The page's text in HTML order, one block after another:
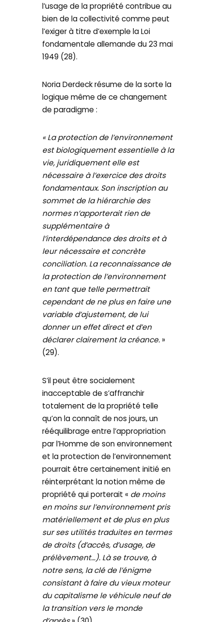
l’usage de la propriété contribue au
bien de la collectivité comme peut
l’exiger à titre d’exemple la Loi
fondamentale allemande du 23 mai
1949 (28).
Noria Derdeck résume de la sorte la
logique même de ce changement
de paradigme :
« La protection de l’environnement
est biologiquement essentielle à la
vie, juridiquement elle est
nécessaire à l’exercice des droits
fondamentaux. Son inscription au
sommet de la hiérarchie des
normes n’apporterait rien de
supplémentaire à
l’interdépendance des droits et à
leur nécessaire et concrète
conciliation. La reconnaissance de
la protection de l’environnement
en tant que telle permettrait
cependant de ne plus en faire une
variable d’ajustement, de lui
donner un effet direct et d’en
déclarer clairement la créance. »
(29).
S’il peut être socialement
inacceptable de s’affranchir
totalement de la propriété telle
qu’on la connaît de nos jours, un
rééquilibrage entre l’appropriation
par l’Homme de son environnement
et la protection de l’environnement
pourrait être certainement initié en
réinterprétant la notion même de
propriété qui porterait « de moins
en moins sur l’environnement pris
matériellement et de plus en plus
sur ses utilités traduites en termes
de droits (d’accès, d’usage, de
prélèvement…). Là se trouve, à
notre sens, la clé de l’énigme
consistant à faire du vieux moteur
du capitalisme le véhicule neuf de
la transition vers le monde